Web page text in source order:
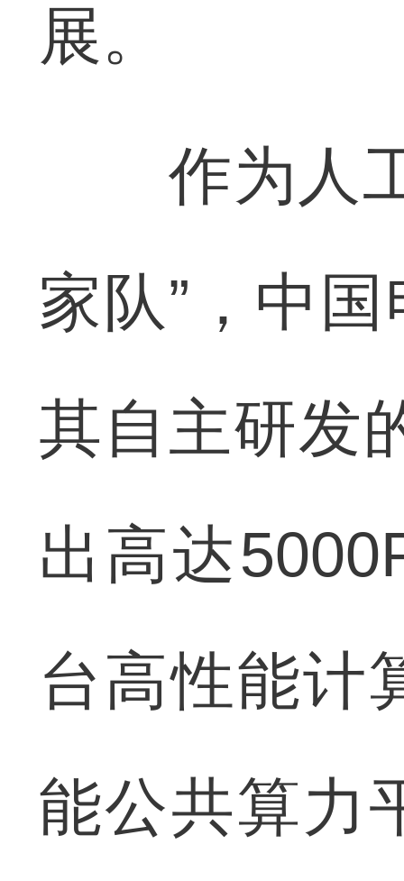
展。
作为人工
家队”，中
其自主研发
出高达
台高性能计
能公共算力